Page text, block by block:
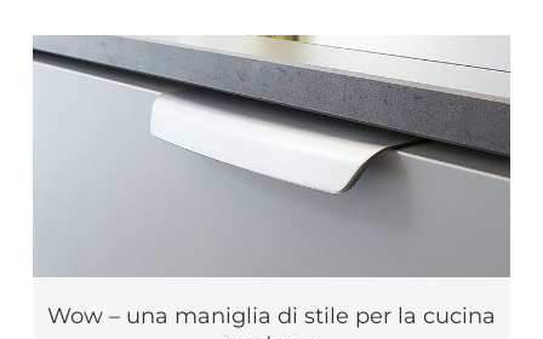
Wow – una maniglia di stile per la cucina